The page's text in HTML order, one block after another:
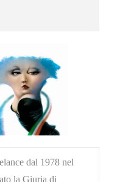
dal 1978 nel
la Giuria di